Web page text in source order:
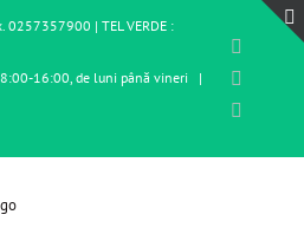
0257357900 | TEL VERDE :
16:00, de luni până vineri |